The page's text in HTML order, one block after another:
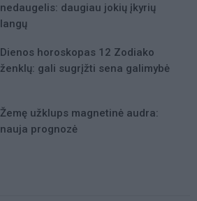
nedaugelis: daugiau jokių įkyrių
langų
Dienos horoskopas 12 Zodiako
ženklų: gali sugrįžti sena galimybė
Žemę užklups magnetinė audra:
nauja prognozė